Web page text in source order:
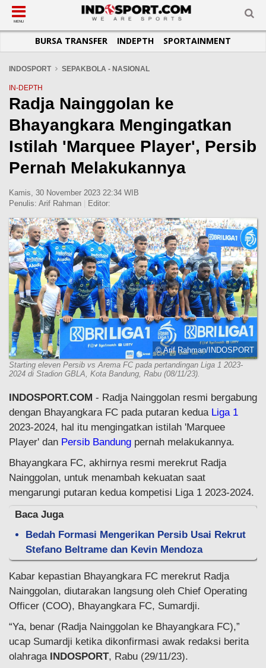
SUB-MENU
SEPAKBOLA
LIGA INGGRIS
LIGA ITALIA
LIGA SPANYOL
LIGA CHAMPIONS
LIGA PRANCIS
LIGA EUROPA
SUB-MENU
SPORTAINMENT
SUB-MENU
OTOMOTIF
OTOMANIA
SUB-MENU
BASKET
FUTSAL
OLIMPIK
E-SPORT
SUB-MENU
JADWAL
SUB-MENU
TOPIK HARI INI
INFOGRAFIS
GALERI FOTO
TEMPAT OLAHRAGA
PASUKAN SEHAT
MENU
BURSA TRANSFER INDEPTH SPORTAINMENT
INDOSPORT SEPAKBOLA - NASIONAL
IN-DEPTH
Radja Nainggolan ke
Bhayangkara Mengingatkan
Istilah 'Marquee Player', Persib
Pernah Melakukannya
Kamis, 30 November 2023 22:34 WIB
Penulis: Arif Rahman Editor:
© Arif Rahman/INDOSPORT
Starting eleven Persib vs Arema FC pada pertandingan Liga 1 2023-
2024 di Stadion GBLA, Kota Bandung, Rabu (08/11/23).
INDOSPORT.COM - Radja Nainggolan resmi bergabung
dengan Bhayangkara FC pada putaran kedua Liga 1
2023-2024, hal itu mengingatkan istilah 'Marquee
Player' dan Persib Bandung pernah melakukannya.
Bhayangkara FC, akhirnya resmi merekrut Radja
Nainggolan, untuk menambah kekuatan saat
mengarungi putaran kedua kompetisi Liga 1 2023-2024.
Baca Juga
Bedah Formasi Mengerikan Persib Usai Rekrut
Stefano Beltrame dan Kevin Mendoza
Kabar kepastian Bhayangkara FC merekrut Radja
Nainggolan, diutarakan langsung oleh Chief Operating
Officer (COO), Bhayangkara FC, Sumardji.
“Ya, benar (Radja Nainggolan ke Bhayangkara FC),”
ucap Sumardji ketika dikonfirmasi awak redaksi berita
olahraga INDOSPORT, Rabu (29/11/23).